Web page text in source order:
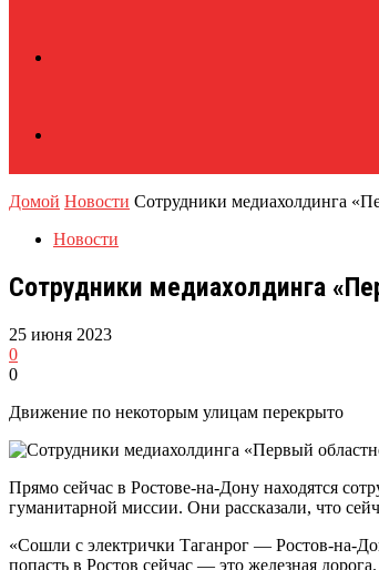
Домой Новости Сотрудники медиахолдинга
Новости
Сотрудники медиахолдинга
25 июня 2023
0
0
Движение по некоторым улицам перекрыто
Прямо сейчас в Ростове-на-Дону находятся
гуманитарной миссии. Они рассказали, что
«Сошли с электрички Таганрог — Ростов-на-
попасть в Ростов сейчас — это железная